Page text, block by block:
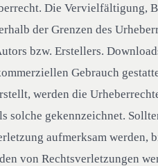
Die Vervielfältigung,
der Grenzen des
bzw. Erstellers.
Gebrauch
werden die
solche gekennzeichnet.
aufmerksam werden,
von Rechtsverletzungen